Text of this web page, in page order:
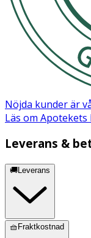
· 20 st blöjor
Viktig
· Håll
Förvaring
Förvaras torrt vid
Nöjda kunder är
Läs om
Leverans &
🚚Leverans
🧺Fraktkostnad